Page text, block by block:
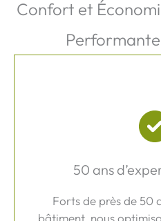
Confort et
50 ans
Forts de près de 50
bâtiment, nous